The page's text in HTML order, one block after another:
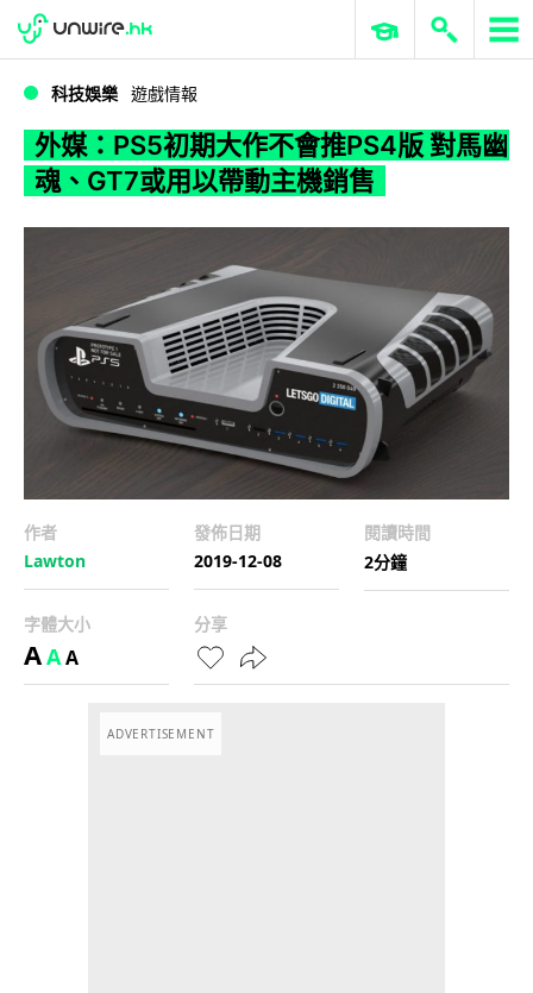
WWDC 2026 ERP 與商業 AI
科技娛樂 遊戲情報
外媒：PS5初期大作不會推PS4版 對馬幽
魂、GT7或用以帶動主機銷售
作者
Lawton
發佈日期
2019-12-08
閱讀時間
2分鐘
字體大小
AAA
分享
ADVERTISEMENT